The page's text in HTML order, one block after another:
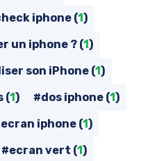
iphone (1)
un iphone ? (1)
son iPhone (1)
(1) #dos iphone (1)
iphone (1)
#ecran vert (1)